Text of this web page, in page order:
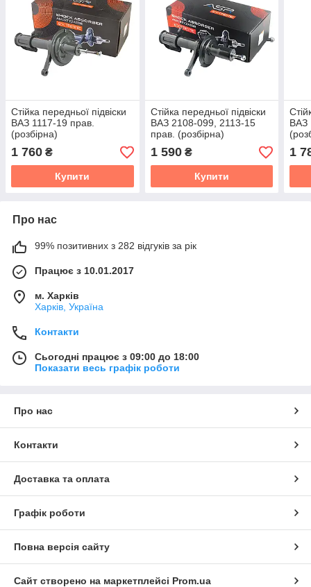
Стійка передньої підвіски
ВАЗ 1117-19 прав.
(розбірна)
1 760 ₴
Купити
Стійка передньої підвіски
ВАЗ 2108-099, 2113-15
прав. (розбірна)
1 590₴
Купити
ВАЗ
1
Про нас
99% позитивних з 282 відгуків за рік
Працює з 10.01.2017
м. Харків
Харків, Україна
Контакти
Сьогодні працює з 09:00 до 18:00
Показати весь графік роботи
Про нас
Контакти
Доставка та оплата
Графік роботи
Повна версія сайту
Сайт створено на маркетплейсі Prom.ua